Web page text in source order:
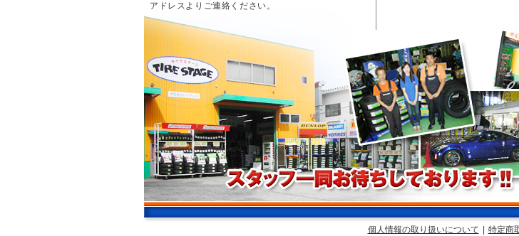
アドレスよりご連絡ください。
個人情報の取り扱いについて 特定商